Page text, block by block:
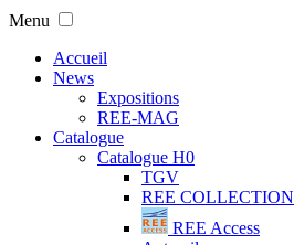
Menu
Accueil
News
Expositions
REE-MAG
Catalogue
Catalogue H0
TGV
REE COLLECTION
REE Access